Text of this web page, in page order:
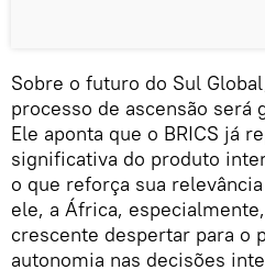
Sobre o futuro do Sul
processo de ascensão será
Ele aponta que o BRICS já
significativa do produto
o que reforça sua
ele, a África,
crescente despertar para o
autonomia nas decisões